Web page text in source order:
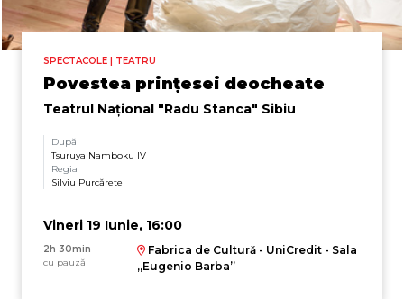
SPECTACOLE | TEATRU
Povestea prințesei deocheate
Teatrul Naţional "Radu Stanca" Sibiu
După
Tsuruya Namboku IV
Regia
Silviu Purcărete
Vineri 19 Iunie, 16:00
2h 30min
cu pauză
Fabrica de Cultură - UniCredit - Sala
„Eugenio Barba”